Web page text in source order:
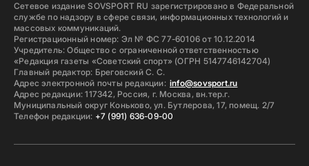
Сетевое издание SOVSPORT RU зарегистрировано в Федеральной
службе по надзору в сфере связи, информационных технологий и
массовых коммуникаций.
Регистрационный номер: Эл № ФС 77-60106 от 10.12.2014
Учредитель: Общество с ограниченной ответственностью
«Редакция газеты «Советский спорт» (ОГРН 5147746142704)
Главный редактор: Бреговский С. С.
Адрес электронной почты редакции: info@sovsport.ru
Адрес редакции: 117342, Россия, г. Москва, вн.тер.г.
Муниципальный округ Коньково, ул. Бутлерова, 17, помещ. 2/7
Телефон редакции: +7 (991) 636-09-00